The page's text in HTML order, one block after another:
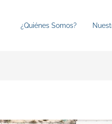
¿Quiénes Somos?